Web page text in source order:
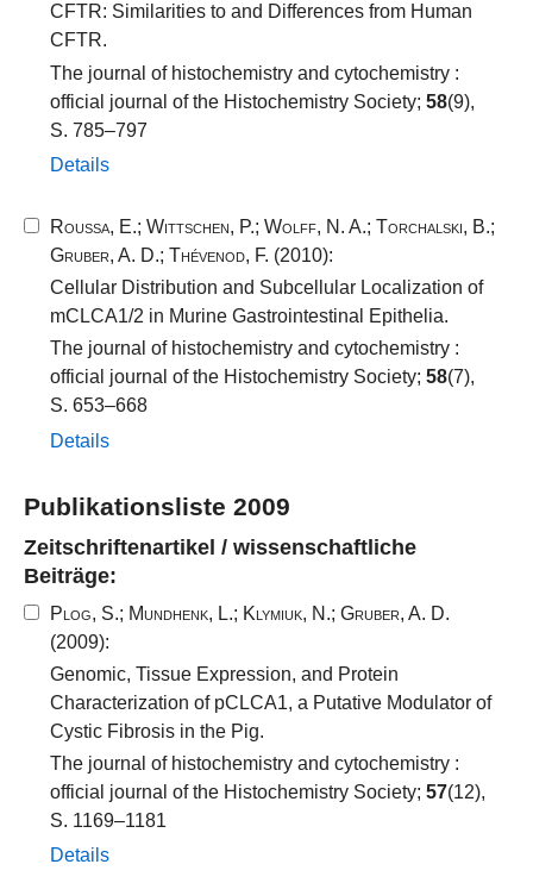
CFTR: Similarities to and Differences from Human
CFTR.
The journal of histochemistry and cytochemistry :
official journal of the Histochemistry Society; 58(9),
S. 785–797
Details
Roussa, E.; Wittschen, P.; Wolff, N. A.; Torchalski, B.;
Gruber, A. D.; Thévenod, F. (2010):
Cellular Distribution and Subcellular Localization of
mCLCA1/2 in Murine Gastrointestinal Epithelia.
The journal of histochemistry and cytochemistry :
official journal of the Histochemistry Society; 58(7),
S. 653–668
Details
Publikationsliste 2009
Zeitschriftenartikel / wissenschaftliche
Beiträge:
Plog, S.; Mundhenk, L.; Klymiuk, N.; Gruber, A. D.
(2009):
Genomic, Tissue Expression, and Protein
Characterization of pCLCA1, a Putative Modulator of
Cystic Fibrosis in the Pig.
The journal of histochemistry and cytochemistry :
official journal of the Histochemistry Society; 57(12),
S. 1169–1181
Details